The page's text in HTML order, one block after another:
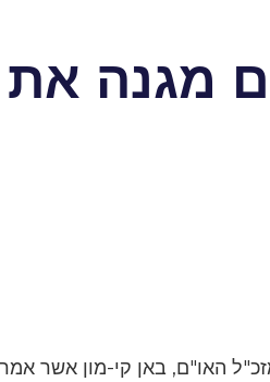
מגנה
האו"ם, באן קי-מון אשר אמר